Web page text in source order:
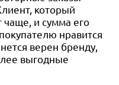
который
чаще, и сумма его
нравится
верен бренду,
выгодные